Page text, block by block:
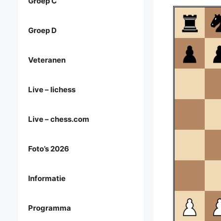
Groep D
Veteranen
Live – lichess
Live – chess.com
Foto’s 2026
Informatie
Programma